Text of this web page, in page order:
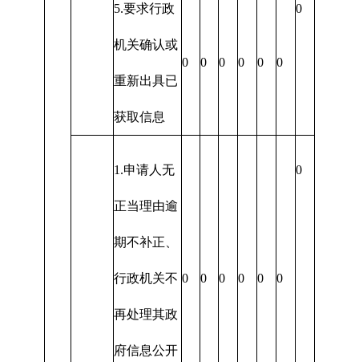
5.要求行政
机关确认或
重新出具已
获取信息
0 0 0 0 0 0
0
1.申请人无
正当理由逾
期不补正、
行政机关不
再处理其政
府信息公开
0 0 0 0 0 0
0